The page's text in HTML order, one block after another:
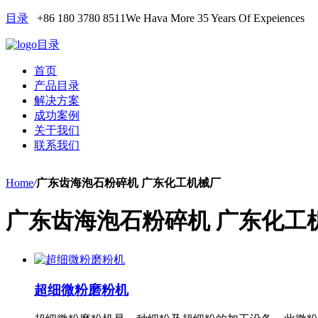
目录 +86 180 3780 8511We Hava More 35 Years Of Expeiences
目录
首页
产品目录
解决方案
成功案例
关于我们
联系我们
Home/广东齿海泡石粉碎机 广东化工机械厂
广东齿海泡石粉碎机 广东化工
超细微粉磨粉机